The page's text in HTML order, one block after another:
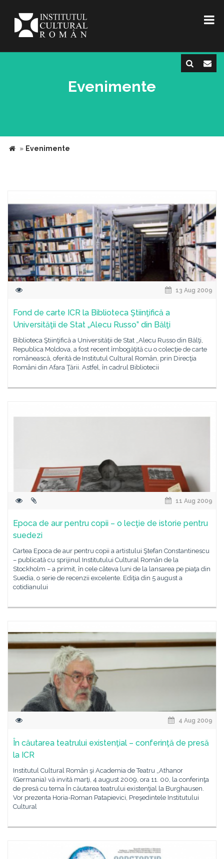
Evenimente
» Evenimente
13 Aug 2009
Fond de carte ICR la Biblioteca Ştiinţifică a
Universităţii de Stat „Alecu Russo” din Bălţi
Biblioteca Ştiinţifică a Universităţii de Stat „Alecu Russo din Bălţi,
Republica Moldova, a fost recent îmbogăţită cu o colecţie de carte
românească, oferită de Institutul Cultural Român, prin Direcţia
Români din Afara Ţării. Astfel, în cadrul Bibliotecii
11 Aug 2009
Epoca de aur pentru copii – o lecţie de istorie pentru
suedezi
Cartea Epoca de aur pentru copii a artistului Ştefan Constantinescu
– publicată cu sprijinul Institutului Cultural Român de la
Stockholm – a primit, în cele câteva luni de la lansarea pe piaţa din
Suedia, o serie de recenzii excelente. Ediţia din 5 august a
cotidianului
4 Aug 2009
În căutarea teatrului existenţial – conferinţă de presă
la ICR
Institutul Cultural Român şi Academia de Teatru „Athanor
(Germania) vă invită marţi, 4 august 2009, ora 11. 00, la conferinţa
de presă cu tema În căutarea teatrului existenţial la Burghausen.
Vor prezenta Horia-Roman Patapievici, Preşedintele Institutului
Cultural